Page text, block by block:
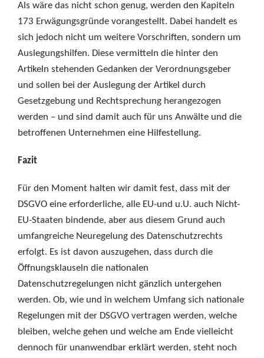
Als wäre das nicht schon genug, werden den Kapiteln
173 Erwägungsgründe vorangestellt. Dabei handelt es
sich jedoch nicht um weitere Vorschriften, sondern um
Auslegungshilfen. Diese vermitteln die hinter den
Artikeln stehenden Gedanken der Verordnungsgeber
und sollen bei der Auslegung der Artikel durch
Gesetzgebung und Rechtsprechung herangezogen
werden – und sind damit auch für uns Anwälte und die
betroffenen Unternehmen eine Hilfestellung.
Fazit
Für den Moment halten wir damit fest, dass mit der
DSGVO eine erforderliche, alle EU-und u.U. auch Nicht-
EU-Staaten bindende, aber aus diesem Grund auch
umfangreiche Neuregelung des Datenschutzrechts
erfolgt. Es ist davon auszugehen, dass durch die
Öffnungsklauseln die nationalen
Datenschutzregelungen nicht gänzlich untergehen
werden. Ob, wie und in welchem Umfang sich nationale
Regelungen mit der DSGVO vertragen werden, welche
bleiben, welche gehen und welche am Ende vielleicht
dennoch für unanwendbar erklärt werden, steht noch